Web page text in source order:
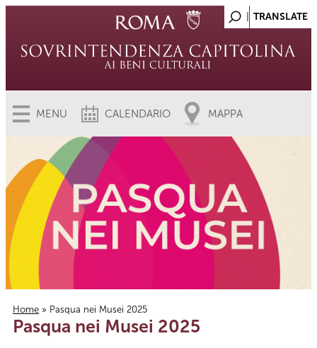
MENU CALENDARIO MAPPA
Tu sei qui
Home » Pasqua nei Musei 2025
Pasqua nei Musei 2025